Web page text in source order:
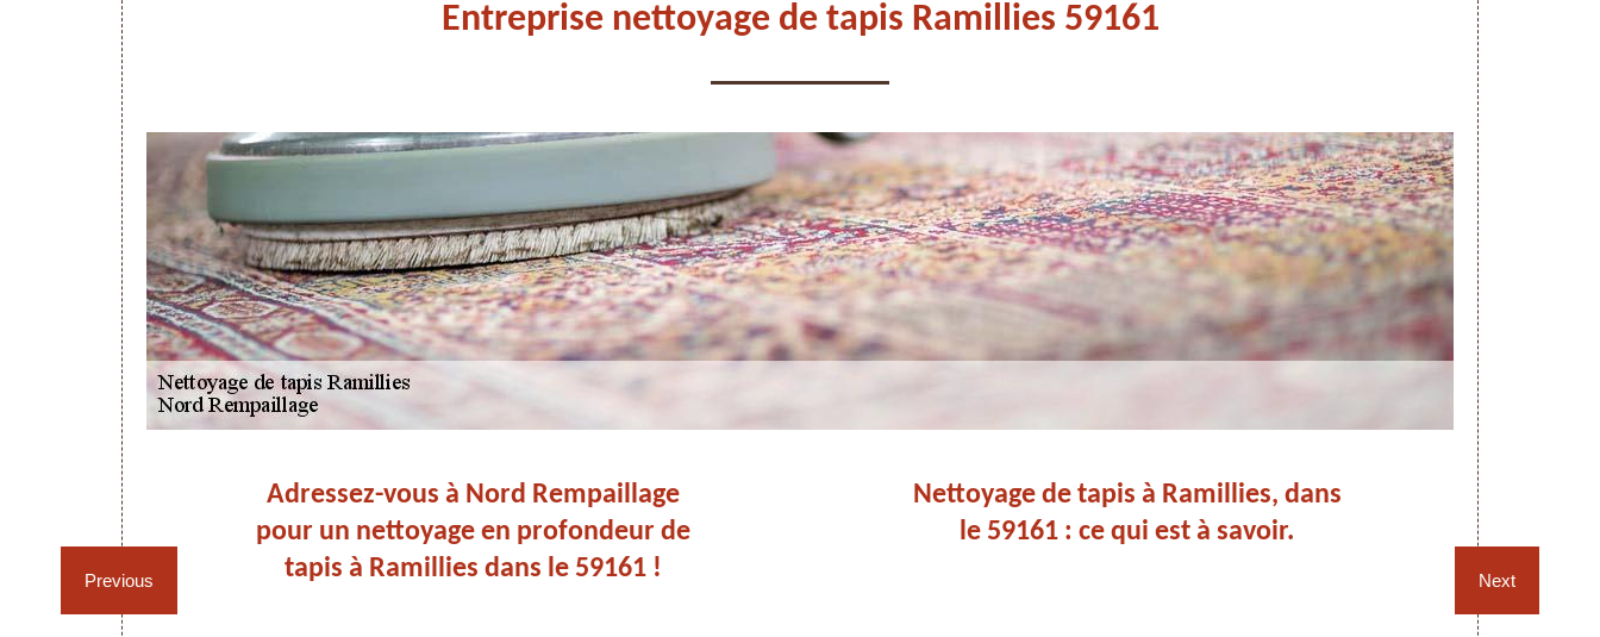
Entreprise nettoyage de tapis Ramillies 59161
Previous
Adressez-vous à Nord Rempaillage
pour un nettoyage en profondeur de
tapis à Ramillies dans le 59161 !
Nettoyage de tapis à Ramillies, dans
le 59161 : ce qui est à savoir.
Next